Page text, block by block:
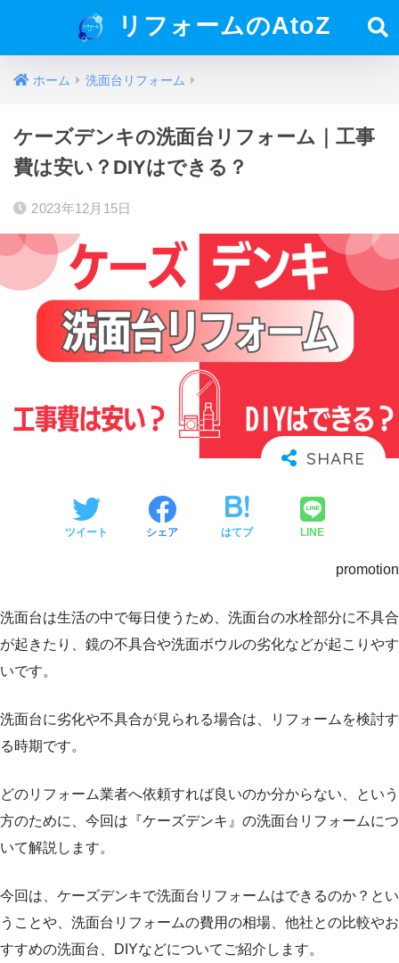
リフォームのAtoZ
ホーム 洗面台リフォーム
ケーズデンキの洗面台リフォーム｜工事
費は安い？DIYはできる？
2023年12月15日
ツイート シェア はてブ LINE
promotion
洗面台は生活の中で毎日使うため、洗面台の水栓部分に不具合
が起きたり、鏡の不具合や洗面ボウルの劣化などが起こりやす
いです。
洗面台に劣化や不具合が見られる場合は、リフォームを検討す
る時期です。
どのリフォーム業者へ依頼すれば良いのか分からない、という
方のために、今回は『ケーズデンキ』の洗面台リフォームにつ
いて解説します。
今回は、ケーズデンキで洗面台リフォームはできるのか？とい
うことや、洗面台リフォームの費用の相場、他社との比較やお
すすめの洗面台、DIYなどについてご紹介します。